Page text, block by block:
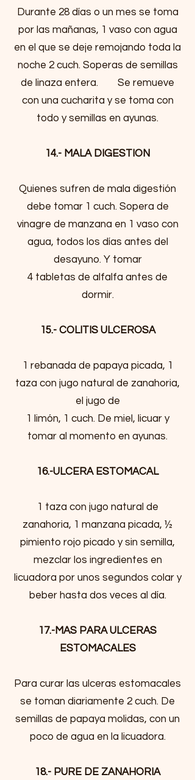
Durante 28 días o un mes se toma
por las mañanas, 1 vaso con agua
en el que se deje remojando toda la
noche 2 cuch. Soperas de semillas
de linaza entera. Se remueve
con una cucharita y se toma con
todo y semillas en ayunas.
14.- MALA DIGESTION
Quienes sufren de mala digestión
debe tomar 1 cuch. Sopera de
vinagre de manzana en 1 vaso con
agua, todos los días antes del
desayuno. Y tomar
4 tabletas de alfalfa antes de
dormir.
15.- COLITIS ULCEROSA
1 rebanada de papaya picada, 1
taza con jugo natural de zanahoria,
el jugo de
1 limón, 1 cuch. De miel, licuar y
tomar al momento en ayunas.
16.-ULCERA ESTOMACAL
1 taza con jugo natural de
zanahoria, 1 manzana picada, ½
pimiento rojo picado y sin semilla,
mezclar los ingredientes en
licuadora por unos segundos colar y
beber hasta dos veces al día.
17.-MAS PARA ULCERAS
ESTOMACALES
Para curar las ulceras estomacales
se toman diariamente 2 cuch. De
semillas de papaya molidas, con un
poco de agua en la licuadora.
18.- PURE DE ZANAHORIA